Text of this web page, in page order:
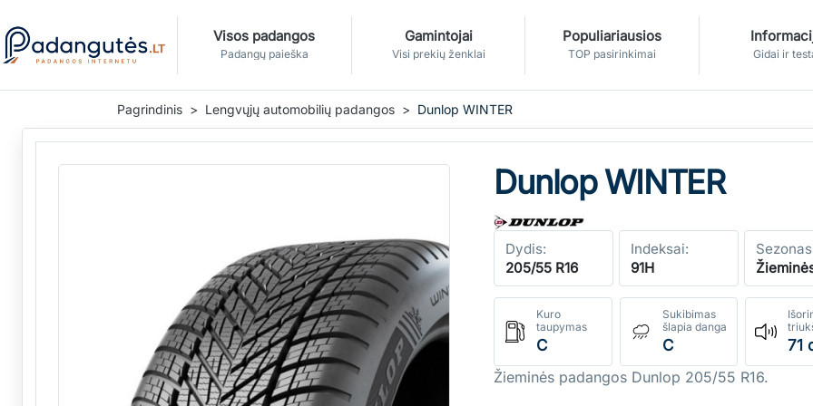
Visos padangos
Padangų paieška
Gamintojai
Visi prekių ženklai
Populiariausios
TOP pasirinkimai Gidai ir
Pagrindinis Lengvųjų automobilių padangos Dunlop WINTER
Dunlop WINTER
Dydis:
205/55 R16
Indeksai:
91H
Kuro
taupymas
C
Sukibimas
šlapia danga
C
71
Žieminės padangos Dunlop 205/55 R16.